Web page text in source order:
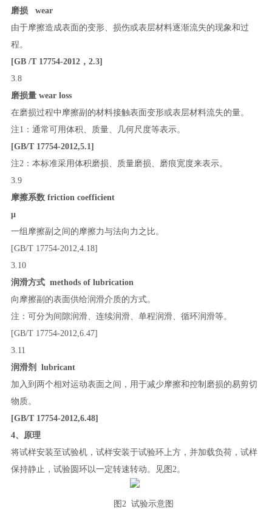
磨损wear
由于摩擦造成表面的变形、损伤或表层材料逐渐流失的现象和过
程。
[GB /T 17754-2012， 2.3]
3.8
磨损量wear loss
在磨损过程中摩擦副的材料接触表面变形或表层材料流失的量。
注1 ：通常可用体积、质量、几何尺度等表示。
[GB/T 17754-2012,5.1]
注2 ：本标准采用体积磨损、质量磨损、磨痕宽度来表示。
3.9
摩擦系数friction coefficient
μ
一组摩擦副之间的摩擦力与法向力之比。
[GB/T 17754-2012 4.18]
3.10
润滑方式methods of lubrication
向摩擦副的表面供给润滑介质的方式。
注：可分为间隙润滑、连续润滑、单程润滑、循环润滑等。
[GB/T 17754-2012 6.47]
3.11
润滑剂
lubricant
加入到两个相对运动表面之间，用于减少摩擦和控制磨损的易剪切
物质。
[GB/T 17754-2012,6.48]
4、原理
将试样安装至试验机，试样安装于试验环上方，并加载负荷，试样
保持静止，试验圆环以一定转速转动。见图 2 。
图 2 试验示意图